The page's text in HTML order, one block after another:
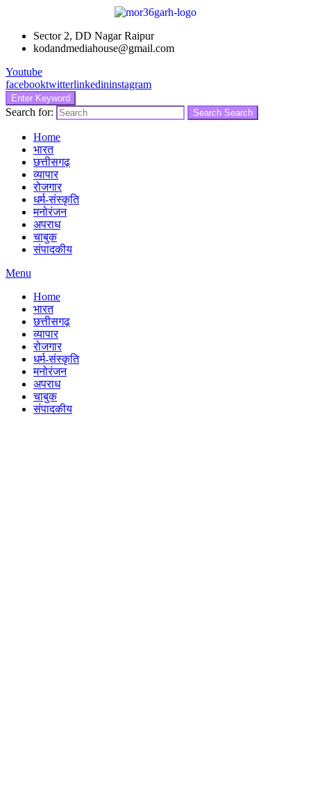
Sector 2, DD Nagar Raipur
kodandmediahouse@gmail.com
Youtube
facebooktwitterlinkedininstagram
Enter Keyword
Search for: Search Search
Home
भारत
छत्तीसगढ़
व्यापार
रोजगार
धर्म-संस्कृति
मनोरंजन
अपराध
चाबुक
संपादकीय
Menu
Home
भारत
छत्तीसगढ़
व्यापार
रोजगार
धर्म-संस्कृति
मनोरंजन
अपराध
चाबुक
संपादकीय